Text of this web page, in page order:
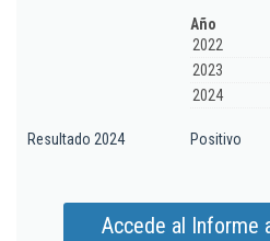
Año
2022
2023
2024
Resultado 2024 Positivo
Accede al Informe